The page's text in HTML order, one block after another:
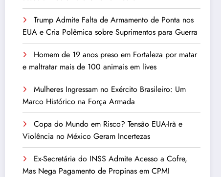
Trump Admite Falta de Armamento de Ponta nos
EUA e Cria Polêmica sobre Suprimentos para Guerra
Homem de 19 anos preso em Fortaleza por matar
e maltratar mais de 100 animais em lives
Mulheres Ingressam no Exército Brasileiro: Um
Marco Histórico na Força Armada
Copa do Mundo em Risco? Tensão EUA-Irã e
Violência no México Geram Incertezas
Ex-Secretária do INSS Admite Acesso a Cofre,
Mas Nega Pagamento de Propinas em CPMI